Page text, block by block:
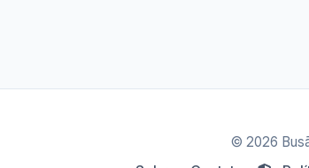
© 2026